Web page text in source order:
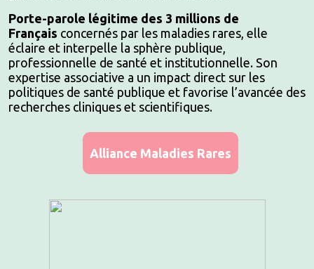
Porte-parole légitime des 3 millions de
Français concernés par les maladies rares, elle
éclaire et interpelle la sphère publique,
professionnelle de santé et institutionnelle. Son
expertise associative a un impact direct sur les
politiques de santé publique et favorise l’avancée des
recherches cliniques et scientifiques.
Alliance Maladies Rares